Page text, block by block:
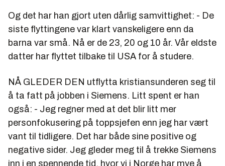
Og det har han gjort uten dårlig samvittighet: - De
siste flyttingene var klart vanskeligere enn da
barna var små. Nå er de 23, 20 og 10 år. Vår eldste
datter har flyttet tilbake til USA for å studere.
NÅ GLEDER DEN utflytta kristiansunderen seg til
å ta fatt på jobben i Siemens. Litt spent er han
også: - Jeg regner med at det blir litt mer
personfokusering på toppsjefen enn jeg har vært
vant til tidligere. Det har både sine positive og
negative sider. Jeg gleder meg til å trekke Siemens
inn i en spennende tid, hvor vi i Norge har mye å